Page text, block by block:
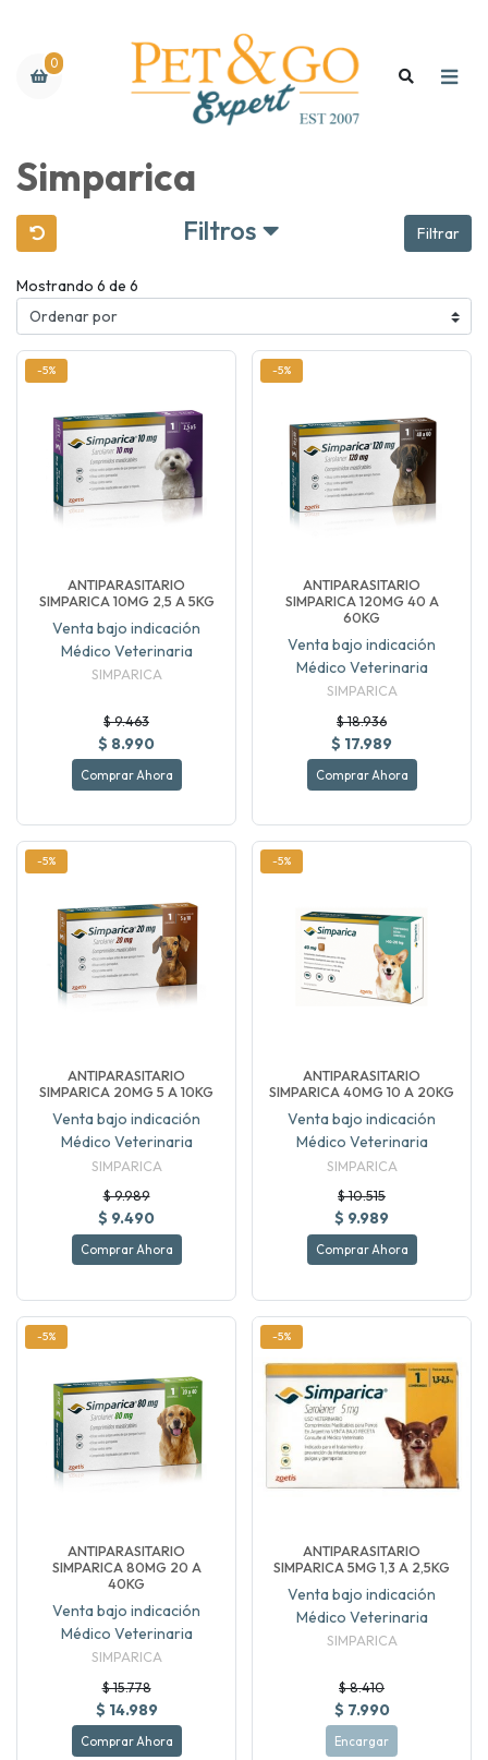
0
Simparica
Filtros Filtrar
Mostrando 6 de 6
-5%
ANTIPARASITARIO
SIMPARICA 10MG 2,5 A 5KG
Venta bajo indicación
Médico Veterinaria
SIMPARICA
$ 9.463
$ 8.990
Comprar Ahora
-5%
ANTIPARASITARIO
SIMPARICA 120MG 40 A
60KG
Venta bajo indicación
Médico Veterinaria
SIMPARICA
$ 18.936
$ 17.989
Comprar Ahora
-5%
ANTIPARASITARIO
SIMPARICA 20MG 5 A 10KG
Venta bajo indicación
Médico Veterinaria
SIMPARICA
$ 9.989
$ 9.490
Comprar Ahora
-5%
ANTIPARASITARIO
SIMPARICA 40MG 10 A 20KG
Venta bajo indicación
Médico Veterinaria
SIMPARICA
$ 10.515
$ 9.989
Comprar Ahora
-5%
ANTIPARASITARIO
SIMPARICA 80MG 20 A
40KG
Venta bajo indicación
Médico Veterinaria
SIMPARICA
$ 15.778
$ 14.989
Comprar Ahora
-5%
ANTIPARASITARIO
SIMPARICA 5MG 1,3 A 2,5KG
Venta bajo indicación
Médico Veterinaria
SIMPARICA
$ 8.410
$ 7.990
Encargar